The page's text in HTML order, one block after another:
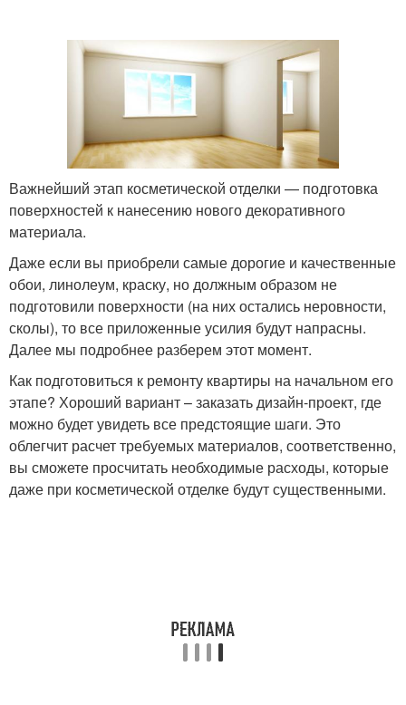
Важнейший этап косметической отделки — подготовка
поверхностей к нанесению нового декоративного
материала.
Даже если вы приобрели самые дорогие и качественные
обои, линолеум, краску, но должным образом не
подготовили поверхности (на них остались неровности,
сколы), то все приложенные усилия будут напрасны.
Далее мы подробнее разберем этот момент.
Как подготовиться к ремонту квартиры на начальном его
этапе? Хороший вариант – заказать дизайн-проект, где
можно будет увидеть все предстоящие шаги. Это
облегчит расчет требуемых материалов, соответственно,
вы сможете просчитать необходимые расходы, которые
даже при косметической отделке будут существенными.